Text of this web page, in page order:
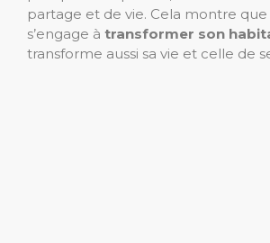
partage et de vie. Cela montre que
s’engage à transformer son
transforme aussi sa vie et celle de